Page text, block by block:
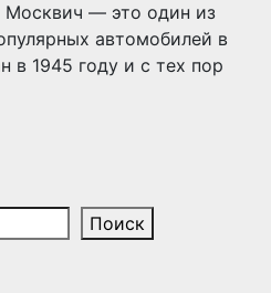
— это один из
автомобилей в
в 1945 году и с тех пор
Поиск